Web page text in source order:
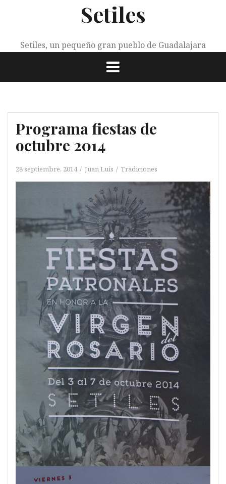
Setiles
Setiles, un pequeño gran pueblo de Guadalajara
Programa fiestas de
octubre 2014
28 septiembre, 2014 Juan Luis Tradiciones